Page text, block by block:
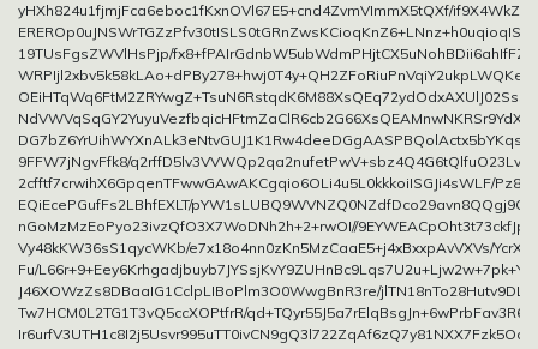
yHXh824u1fjmjFca6eboc1fKxnOVl67E5+cnd4ZvmVImmX5tQXf/
19TUsFgsZWVlHsPjp/
9FFW7jNgvFfk8/
2cfftf7crwihX6GpqenTFwwGAwAKCgqio6OLi4u5L0kkkoiISGJi4sWLF/
EQiEcePGufFs2LBhfEXLT/
nGoMzMzEoPyo23ivzQfO3X7WoDNh2h+2+rwOI//
Vy48kKW36sS1qycWKb/e7x18o4nn0zKn5MzCaaE5+j4xBxxpAvVXVs/
Fu/
J46XOWzZs8DBaaIG1CclpLIBoPlm3O0WwgBnR3re/
Tw7HCM0L2TG1T3vQ5ccXOPtfrR/